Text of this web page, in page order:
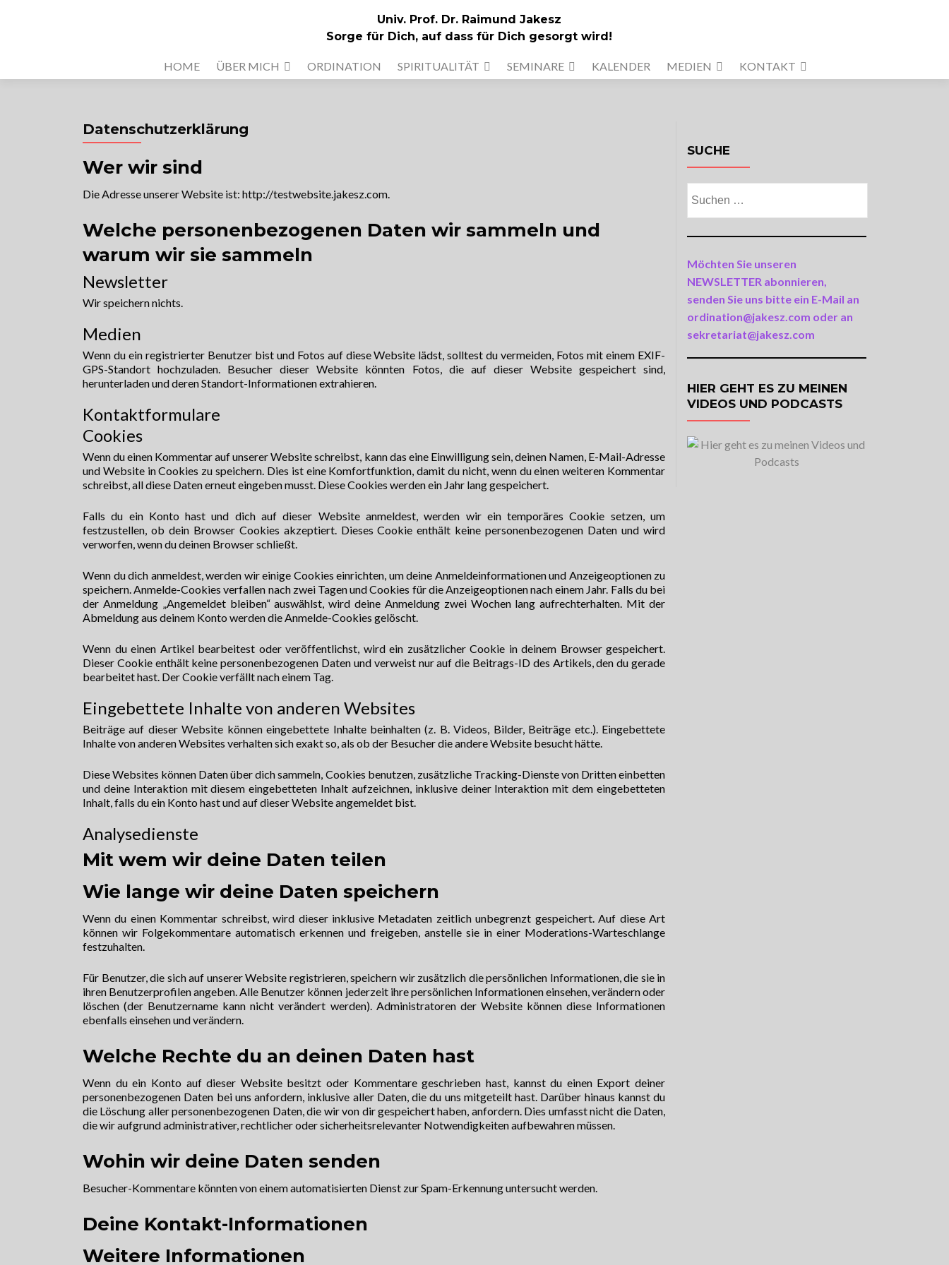
Univ. Prof. Dr. Raimund Jakesz
Sorge für Dich, auf dass für Dich gesorgt wird!
HOME ÜBER MICH ORDINATION SPIRITUALITÄT SEMINARE KALENDER MEDIEN KONTAKT
Datenschutzerklärung
Wer wir sind
Die Adresse unserer Website ist: http://testwebsite.jakesz.com.
Welche personenbezogenen Daten wir sammeln und
warum wir sie sammeln
Newsletter
Wir speichern nichts.
Medien
Wenn du ein registrierter Benutzer bist und Fotos auf diese Website lädst, solltest du vermeiden, Fotos mit einem EXIF-
GPS-Standort hochzuladen. Besucher dieser Website könnten Fotos, die auf dieser Website gespeichert sind,
herunterladen und deren Standort-Informationen extrahieren.
Kontaktformulare
Cookies
Wenn du einen Kommentar auf unserer Website schreibst, kann das eine Einwilligung sein, deinen Namen, E-Mail-Adresse
und Website in Cookies zu speichern. Dies ist eine Komfortfunktion, damit du nicht, wenn du einen weiteren Kommentar
schreibst, all diese Daten erneut eingeben musst. Diese Cookies werden ein Jahr lang gespeichert.
Falls du ein Konto hast und dich auf dieser Website anmeldest, werden wir ein temporäres Cookie setzen, um
festzustellen, ob dein Browser Cookies akzeptiert. Dieses Cookie enthält keine personenbezogenen Daten und wird
verworfen, wenn du deinen Browser schließt.
Wenn du dich anmeldest, werden wir einige Cookies einrichten, um deine Anmeldeinformationen und Anzeigeoptionen zu
speichern. Anmelde-Cookies verfallen nach zwei Tagen und Cookies für die Anzeigeoptionen nach einem Jahr. Falls du bei
der Anmeldung „Angemeldet bleiben“ auswählst, wird deine Anmeldung zwei Wochen lang aufrechterhalten. Mit der
Abmeldung aus deinem Konto werden die Anmelde-Cookies gelöscht.
Wenn du einen Artikel bearbeitest oder veröffentlichst, wird ein zusätzlicher Cookie in deinem Browser gespeichert.
Dieser Cookie enthält keine personenbezogenen Daten und verweist nur auf die Beitrags-ID des Artikels, den du gerade
bearbeitet hast. Der Cookie verfällt nach einem Tag.
Eingebettete Inhalte von anderen Websites
Beiträge auf dieser Website können eingebettete Inhalte beinhalten (z. B. Videos, Bilder, Beiträge etc.). Eingebettete
Inhalte von anderen Websites verhalten sich exakt so, als ob der Besucher die andere Website besucht hätte.
Diese Websites können Daten über dich sammeln, Cookies benutzen, zusätzliche Tracking-Dienste von Dritten einbetten
und deine Interaktion mit diesem eingebetteten Inhalt aufzeichnen, inklusive deiner Interaktion mit dem eingebetteten
Inhalt, falls du ein Konto hast und auf dieser Website angemeldet bist.
Analysedienste
Mit wem wir deine Daten teilen
Wie lange wir deine Daten speichern
Wenn du einen Kommentar schreibst, wird dieser inklusive Metadaten zeitlich unbegrenzt gespeichert. Auf diese Art
können wir Folgekommentare automatisch erkennen und freigeben, anstelle sie in einer Moderations-Warteschlange
festzuhalten.
Für Benutzer, die sich auf unserer Website registrieren, speichern wir zusätzlich die persönlichen Informationen, die sie in
ihren Benutzerprofilen angeben. Alle Benutzer können jederzeit ihre persönlichen Informationen einsehen, verändern oder
löschen (der Benutzername kann nicht verändert werden). Administratoren der Website können diese Informationen
ebenfalls einsehen und verändern.
Welche Rechte du an deinen Daten hast
Wenn du ein Konto auf dieser Website besitzt oder Kommentare geschrieben hast, kannst du einen Export deiner
personenbezogenen Daten bei uns anfordern, inklusive aller Daten, die du uns mitgeteilt hast. Darüber hinaus kannst du
die Löschung aller personenbezogenen Daten, die wir von dir gespeichert haben, anfordern. Dies umfasst nicht die Daten,
die wir aufgrund administrativer, rechtlicher oder sicherheitsrelevanter Notwendigkeiten aufbewahren müssen.
Wohin wir deine Daten senden
Besucher-Kommentare könnten von einem automatisierten Dienst zur Spam-Erkennung untersucht werden.
Deine Kontakt-Informationen
Weitere Informationen
SUCHE
nach:
Möchten Sie unseren
NEWSLETTER abonnieren,
senden Sie uns bitte ein E-Mail an
ordination@jakesz.com oder an
sekretariat@jakesz.com
HIER GEHT ES ZU MEINEN
VIDEOS UND PODCASTS